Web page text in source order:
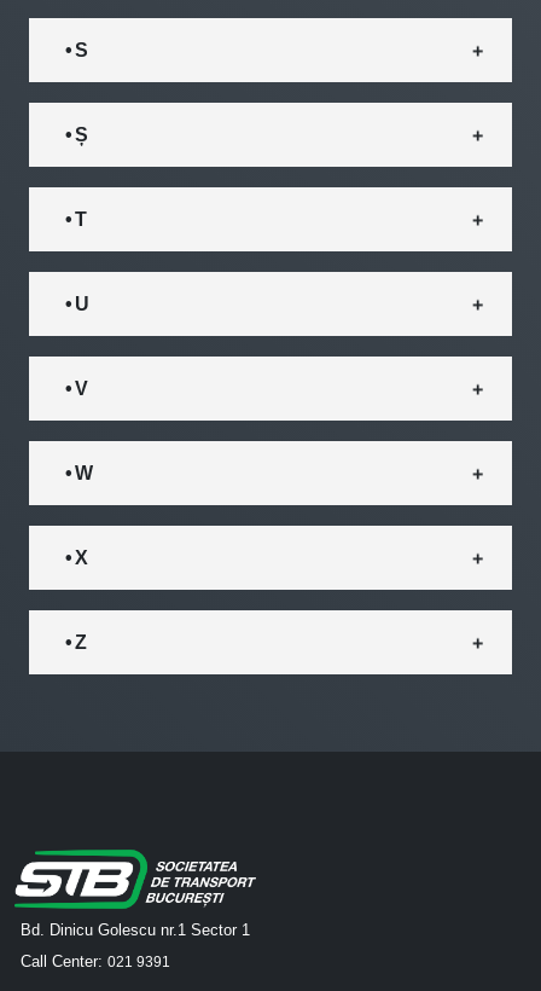
• S
• Ș
• T
• U
• V
• W
• X
• Z
Bd. Dinicu Golescu nr.1 Sector 1
Call Center: 021 9391